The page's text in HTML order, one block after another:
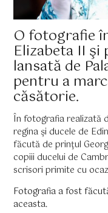
O fotografie
Elizabeta II
lansată de
pentru a
căsătorie.
În fotografia realizată
regina şi ducele de
făcută de prinţul
copiii ducelui de
scrisori primite cu
Fotografia a fost
aceasta.